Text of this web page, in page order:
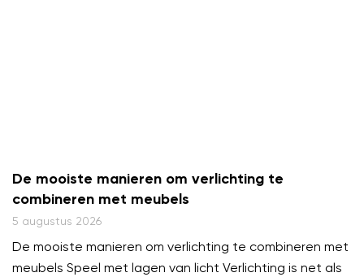
De mooiste manieren om verlichting te
combineren met meubels
5 augustus 2026
De mooiste manieren om verlichting te combineren met
meubels Speel met lagen van licht Verlichting is net als